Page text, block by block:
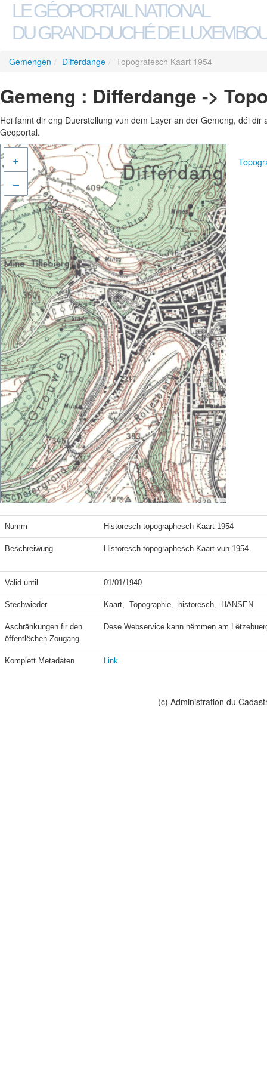
LE GÉOPORTAIL NATIONAL
DU GRAND-DUCHÉ DE
Gemengen / Differdange / Topografesch Kaart 1954
Gemeng : Differdange ->
Hei fannt dir eng Duerstellung vun dem Layer an der Gemeng, déi
Geoportal.
+
–
Numm Historesch topographesch Kaart 1954
Beschreiwung Historesch topographesch Kaart vun 1954.
Valid until 01/01/1940
Stëchwieder Kaart,  Topographie,  historesch,  HANSEN
Aschränkungen fir den
öffentlëchen Zougang
Dese Webservice kann nëmmen am
Komplett Metadaten Link
(c) Administration du